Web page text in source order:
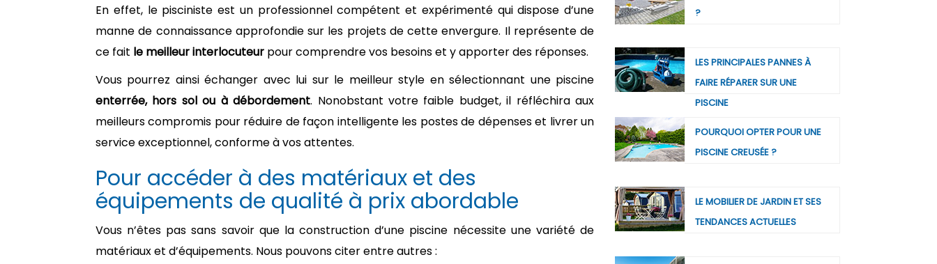
En effet, le pisciniste est un professionnel compétent et expérimenté qui dispose d’une
manne de connaissance approfondie sur les projets de cette envergure. Il représente de
ce fait le meilleur interlocuteur pour comprendre vos besoins et y apporter des réponses.
Vous pourrez ainsi échanger avec lui sur le meilleur style en sélectionnant une piscine
enterrée, hors sol ou à débordement. Nonobstant votre faible budget, il réfléchira aux
meilleurs compromis pour réduire de façon intelligente les postes de dépenses et livrer un
service exceptionnel, conforme à vos attentes.
Pour accéder à des matériaux et des
équipements de qualité à prix abordable
Vous n’êtes pas sans savoir que la construction d’une piscine nécessite une variété de
matériaux et d’équipements. Nous pouvons citer entre autres :
?
LES PRINCIPALES PANNES À
FAIRE RÉPARER SUR UNE
PISCINE
POURQUOI OPTER POUR UNE
PISCINE CREUSÉE ?
LE MOBILIER DE JARDIN ET SES
TENDANCES ACTUELLES